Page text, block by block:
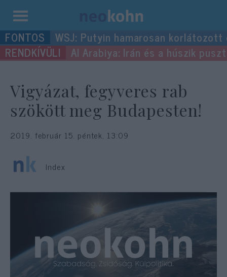
Kilépés
a
tartalomba
WSJ: Putyin hamarosan
Al Arabiya: Irán és a húszik
Vigyázat, fegyveres rab
szökött meg Budapesten!
2019. február 15. péntek, 13:09
Index